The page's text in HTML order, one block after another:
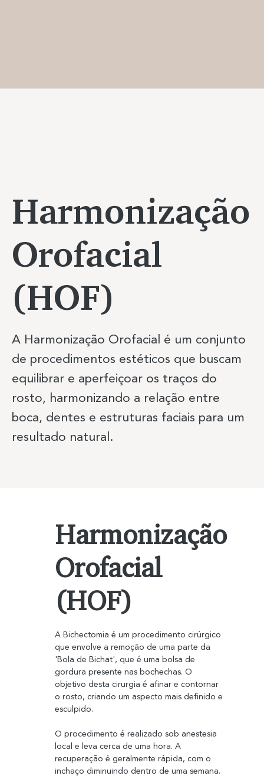
Previous Item Next Item
Harmonização
Orofacial
(HOF)
A Harmonização Orofacial é um conjunto
de procedimentos estéticos que buscam
equilibrar e aperfeiçoar os traços do
rosto, harmonizando a relação entre
boca, dentes e estruturas faciais para um
resultado natural.
A Bichectomia é um procedimento cirúrgico
que envolve a remoção de uma parte da
'Bola de Bichat', que é uma bolsa de
gordura presente nas bochechas. O
objetivo desta cirurgia é afinar e contornar
o rosto, criando um aspecto mais definido e
esculpido.
O procedimento é realizado sob anestesia
local e leva cerca de uma hora. A
recuperação é geralmente rápida, com o
inchaço diminuindo dentro de uma semana.
Harmonização
Orofacial
(HOF)